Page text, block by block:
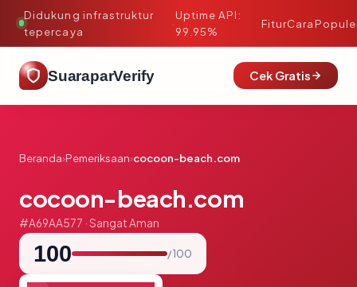
Didukung infrastruktur
tepercaya
·
Uptime API:
99.95%
FiturCara
SuaraparVerify Cek Gratis
Beranda›Pemeriksaan›cocoon-beach.com
cocoon-beach.com
#A69AA577 · Sangat Aman
100 / 100